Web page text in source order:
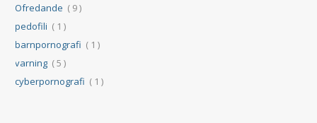
Ofredande ( 9 )
pedofili ( 1 )
barnpornografi ( 1 )
varning ( 5 )
cyberpornografi ( 1 )